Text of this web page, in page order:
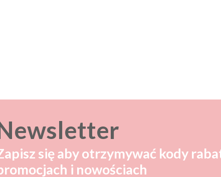
się aby otrzymywać kody
i nowościach